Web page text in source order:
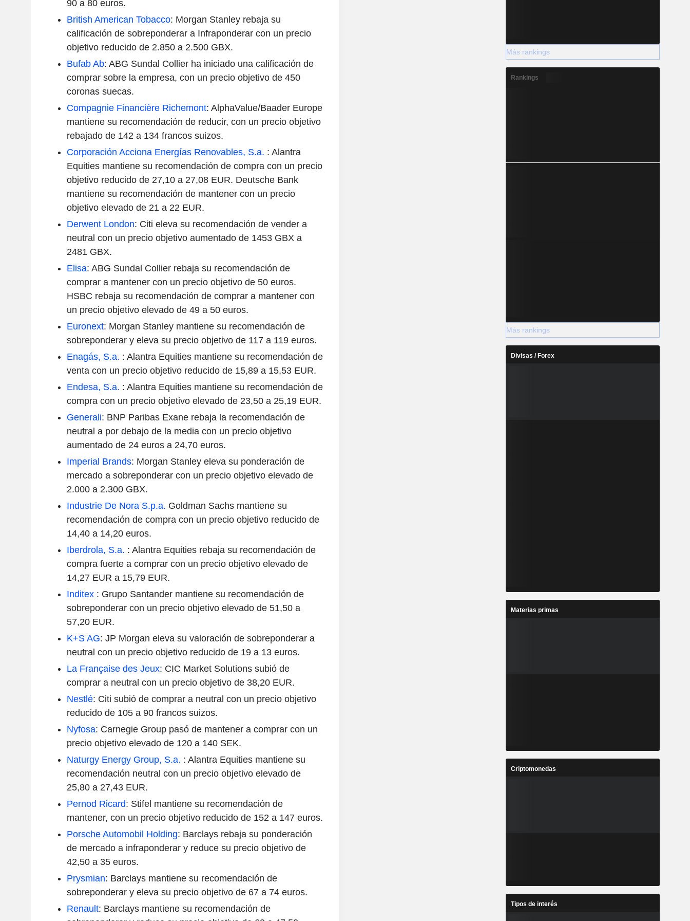
90 a 80 euros.
British American Tobacco: Morgan Stanley rebaja su
calificación de sobreponderar a Infraponderar con un precio
objetivo reducido de 2.850 a 2.500 GBX.
Bufab Ab: ABG Sundal Collier ha iniciado una calificación de
comprar sobre la empresa, con un precio objetivo de 450
coronas suecas.
Compagnie Financière Richemont: AlphaValue/Baader Europe
mantiene su recomendación de reducir, con un precio objetivo
rebajado de 142 a 134 francos suizos.
Corporación Acciona Energías Renovables, S.a. : Alantra
Equities mantiene su recomendación de compra con un precio
objetivo reducido de 27,10 a 27,08 EUR. Deutsche Bank
mantiene su recomendación de mantener con un precio
objetivo elevado de 21 a 22 EUR.
Derwent London: Citi eleva su recomendación de vender a
neutral con un precio objetivo aumentado de 1453 GBX a
2481 GBX.
Elisa: ABG Sundal Collier rebaja su recomendación de
comprar a mantener con un precio objetivo de 50 euros.
HSBC rebaja su recomendación de comprar a mantener con
un precio objetivo elevado de 49 a 50 euros.
Euronext: Morgan Stanley mantiene su recomendación de
sobreponderar y eleva su precio objetivo de 117 a 119 euros.
Enagás, S.a. : Alantra Equities mantiene su recomendación de
venta con un precio objetivo reducido de 15,89 a 15,53 EUR.
Endesa, S.a. : Alantra Equities mantiene su recomendación de
compra con un precio objetivo elevado de 23,50 a 25,19 EUR.
Generali: BNP Paribas Exane rebaja la recomendación de
neutral a por debajo de la media con un precio objetivo
aumentado de 24 euros a 24,70 euros.
Imperial Brands: Morgan Stanley eleva su ponderación de
mercado a sobreponderar con un precio objetivo elevado de
2.000 a 2.300 GBX.
Industrie De Nora S.p.a. Goldman Sachs mantiene su
recomendación de compra con un precio objetivo reducido de
14,40 a 14,20 euros.
Iberdrola, S.a. : Alantra Equities rebaja su recomendación de
compra fuerte a comprar con un precio objetivo elevado de
14,27 EUR a 15,79 EUR.
Inditex : Grupo Santander mantiene su recomendación de
sobreponderar con un precio objetivo elevado de 51,50 a
57,20 EUR.
K+S AG: JP Morgan eleva su valoración de sobreponderar a
neutral con un precio objetivo reducido de 19 a 13 euros.
La Française des Jeux: CIC Market Solutions subió de
comprar a neutral con un precio objetivo de 38,20 EUR.
Nestlé: Citi subió de comprar a neutral con un precio objetivo
reducido de 105 a 90 francos suizos.
Nyfosa: Carnegie Group pasó de mantener a comprar con un
precio objetivo elevado de 120 a 140 SEK.
Naturgy Energy Group, S.a. : Alantra Equities mantiene su
recomendación neutral con un precio objetivo elevado de
25,80 a 27,43 EUR.
Pernod Ricard: Stifel mantiene su recomendación de
mantener, con un precio objetivo reducido de 152 a 147 euros.
Porsche Automobil Holding: Barclays rebaja su ponderación
de mercado a infraponderar y reduce su precio objetivo de
42,50 a 35 euros.
Prysmian: Barclays mantiene su recomendación de
sobreponderar y eleva su precio objetivo de 67 a 74 euros.
Renault: Barclays mantiene su recomendación de
Más rankings
Rankings
Más rankings
Divisas / Forex
Materias primas
Criptomonedas
Tipos de interés